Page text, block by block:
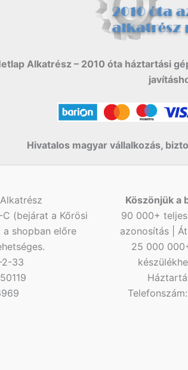
Alkatrész – 2010 óta háztartási
Hivatalos magyar vállalkozás,
(bejárat a Kőrösi
shopban előre
2-33
Köszönjük a
90 000+
azonosítás |
25 000